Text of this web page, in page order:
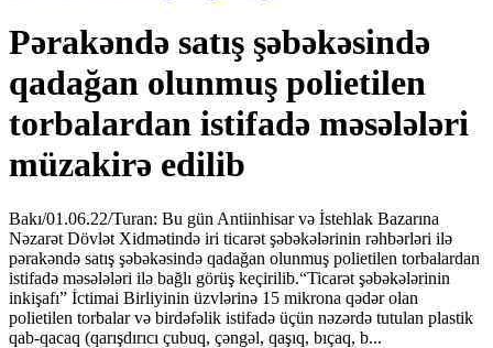
Pərakəndə satış şəbəkəsində
qadağan olunmuş polietilen
torbalardan istifadə məsələləri
müzakirə edilib
Bakı/01.06.22/Turan: Bu gün Antiinhisar və İstehlak Bazarına
Nəzarət Dövlət Xidmətində iri ticarət şəbəkələrinin rəhbərləri ilə
pərakəndə satış şəbəkəsində qadağan olunmuş polietilen torbalardan
istifadə məsələləri ilə bağlı görüş keçirilib.“Ticarət şəbəkələrinin
inkişafı” İctimai Birliyinin üzvlərinə 15 mikrona qədər olan
polietilen torbalar və birdəfəlik istifadə üçün nəzərdə tutulan plastik
qab-qacaq (qarışdırıcı çubuq, çəngəl, qaşıq, bıçaq, b...